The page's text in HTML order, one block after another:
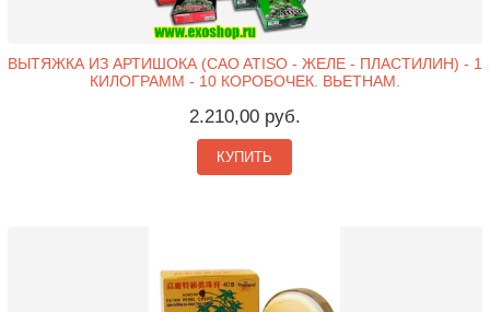
ВЫТЯЖКА ИЗ АРТИШОКА (CAO ATISO - ЖЕЛЕ - ПЛАСТИЛИН) - 1
КИЛОГРАММ - 10 КОРОБОЧЕК. ВЬЕТНАМ.
2.210,00 руб.
КУПИТЬ